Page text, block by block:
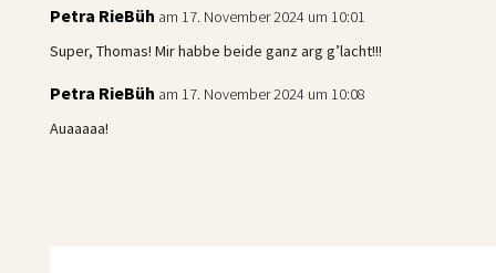
Petra RieBüh am 17. November 2024 um 10:01
Super, Thomas! Mir habbe beide ganz arg g’lacht!!!
Petra RieBüh am 17. November 2024 um 10:08
Auaaaaa!